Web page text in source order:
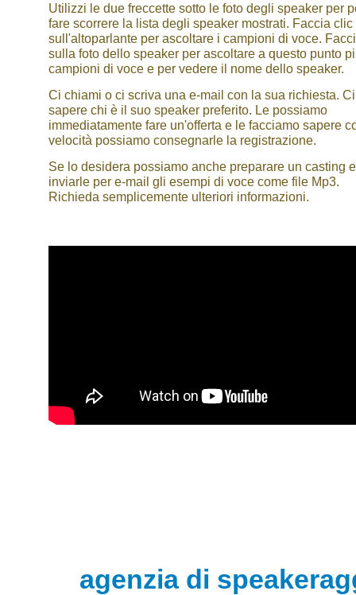
Utilizzi le due freccette sotto le foto degli speaker per
fare scorrere la lista degli speaker mostrati. Faccia clic
sull'altoparlante per ascoltare i campioni di voce.
sulla foto dello speaker per ascoltare a questo punto
campioni di voce e per vedere il nome dello speaker.
Ci chiami o ci scriva una e-mail con la sua richiesta.
sapere chi è il suo speaker preferito. Le possiamo
immediatamente fare un'offerta e le facciamo sapere
velocità possiamo consegnarle la registrazione.
Se lo desidera possiamo anche preparare un casting e
inviarle per e-mail gli esempi di voce come file Mp3.
Richieda semplicemente ulteriori informazioni.
agenzia di